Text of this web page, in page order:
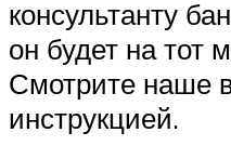
консультанту
он будет на тот
Смотрите наше
инструкцией.